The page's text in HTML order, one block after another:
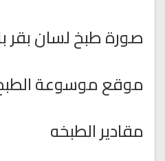
صورة طبخ لسان بقر
موقع موسوعة
مقادير الطبخه